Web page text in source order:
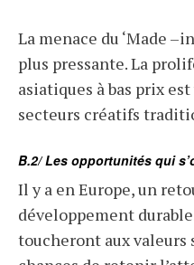
La menace du ‘Made
plus pressante. La
asiatiques à bas prix
secteurs créatifs
B.2/ Les opportunités qui
Il y a en Europe, un
développement
toucheront aux valeurs